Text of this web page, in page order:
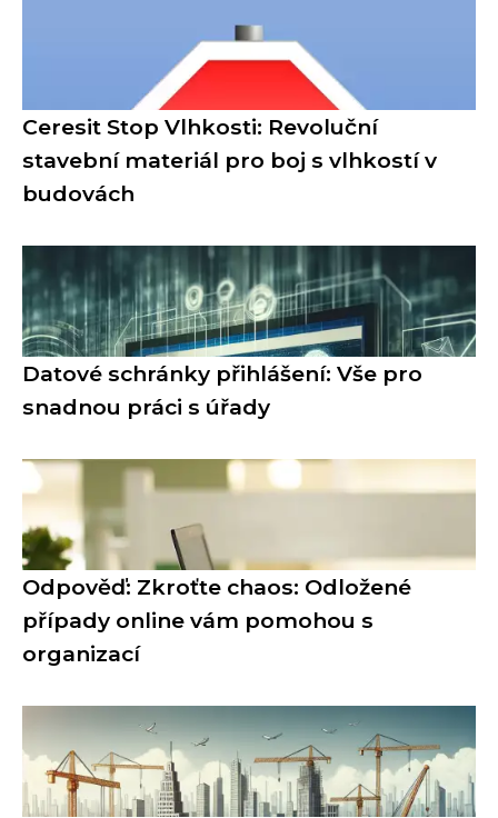
Ceresit Stop Vlhkosti: Revoluční
stavební materiál pro boj s vlhkostí v
budovách
Datové schránky přihlášení: Vše pro
snadnou práci s úřady
Odpověď: Zkroťte chaos: Odložené
případy online vám pomohou s
organizací